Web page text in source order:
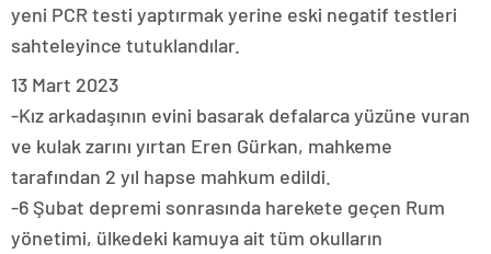
yeni PCR testi yaptırmak yerine eski negatif testleri
sahteleyince tutuklandılar.
13 Mart 2023
-Kız arkadaşının evini basarak defalarca yüzüne vuran
ve kulak zarını yırtan Eren Gürkan, mahkeme
tarafından 2 yıl hapse mahkum edildi.
-6 Şubat depremi sonrasında harekete geçen Rum
yönetimi, ülkedeki kamuya ait tüm okulların